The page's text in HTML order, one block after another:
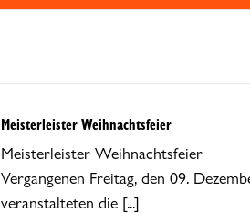
Meisterleister Weihnachtsfeier
Meisterleister Weihnachtsfeier
Vergangenen Freitag, den 09.
veranstalteten die [...]